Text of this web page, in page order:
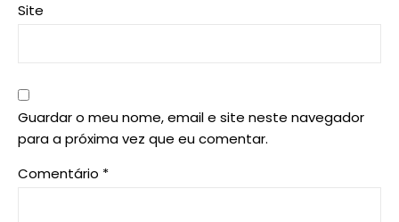
Site
Guardar o meu nome, email e site neste navegador
para a próxima vez que eu comentar.
Comentário *